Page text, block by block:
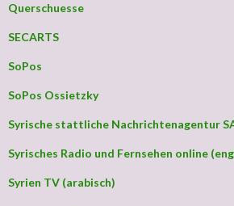
Querschuesse
SECARTS
SoPos
SoPos Ossietzky
Syrische stattliche Nachrichtenagentur
Syrisches Radio und Fernsehen online
Syrien TV (arabisch)